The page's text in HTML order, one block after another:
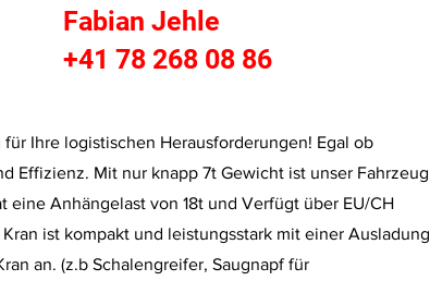
Fabian Jehle
+41 78 268 08 86
Ihre logistischen Herausforderungen! Egal ob
Effizienz. Mit nur knapp 7t Gewicht ist unser Fahrzeug
Anhängelast von 18t und Verfügt über EU/CH
ist kompakt und leistungsstark mit einer Ausladung
an. (z.b Schalengreifer, Saugnapf für